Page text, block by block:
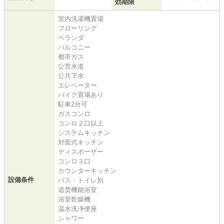
効期限
設備条件
室内洗濯機置場
フローリング
ベランダ
バルコニー
都市ガス
公営水道
公共下水
エレベーター
バイク置場あり
駐車2台可
ガスコンロ
コンロ２口以上
システムキッチン
対面式キッチン
ディスポーザー
コンロ３口
カウンターキッチン
バス・トイレ別
追焚機能浴室
浴室乾燥機
温水洗浄便座
シャワー